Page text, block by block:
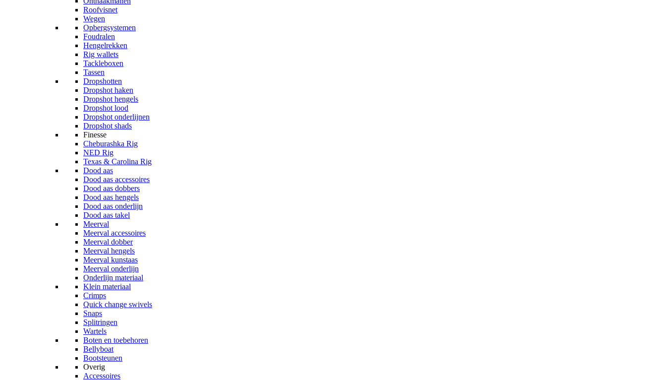
Roofvisnet
Wegen
Opbergsystemen
Foudralen
Hengelrekken
Rig wallets
Tackleboxen
Tassen
Dropshotten
Dropshot haken
Dropshot hengels
Dropshot lood
Dropshot onderlijnen
Dropshot shads
Finesse
Cheburashka Rig
NED Rig
Texas & Carolina Rig
Dood aas
Dood aas accessoires
Dood aas dobbers
Dood aas hengels
Dood aas onderlijn
Dood aas takel
Meerval
Meerval accessoires
Meerval dobber
Meerval hengels
Meerval kunstaas
Meerval onderlijn
Onderlijn materiaal
Klein materiaal
Crimps
Quick change swivels
Snaps
Splitringen
Wartels
Boten en toebehoren
Bellyboat
Bootsteunen
Overig
Accessoires